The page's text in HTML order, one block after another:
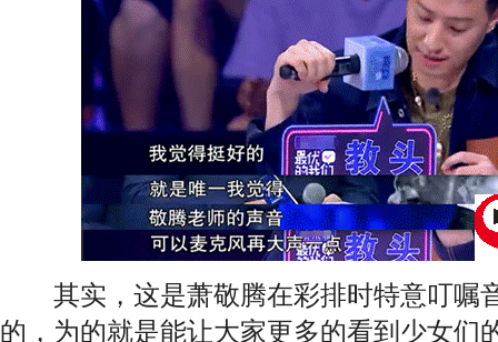
其实，这是萧敬腾在彩排时特意叮嘱
的，为的就是能让大家更多的看到少女们